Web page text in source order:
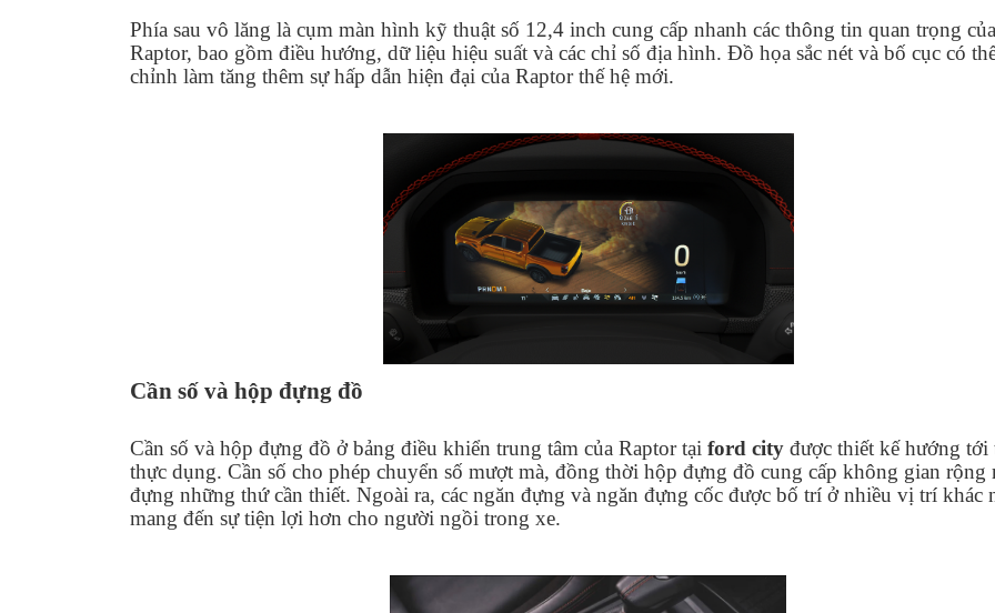
Phía sau vô lăng là cụm màn hình kỹ thuật số 12,4 inch cung cấp nhanh các thông tin quan trọng của
Raptor, bao gồm điều hướng, dữ liệu hiệu suất và các chỉ số địa hình. Đồ họa sắc nét và bố cục có
chỉnh làm tăng thêm sự hấp dẫn hiện đại của Raptor thế hệ mới.
Cần số và hộp đựng đồ
Cần số và hộp đựng đồ ở bảng điều khiển trung tâm của Raptor tại ford city được thiết kế hướng tới
thực dụng. Cần số cho phép chuyển số mượt mà, đồng thời hộp đựng đồ cung cấp không gian rộng
đựng những thứ cần thiết. Ngoài ra, các ngăn đựng và ngăn đựng cốc được bố trí ở nhiều vị trí khác
mang đến sự tiện lợi hơn cho người ngồi trong xe.